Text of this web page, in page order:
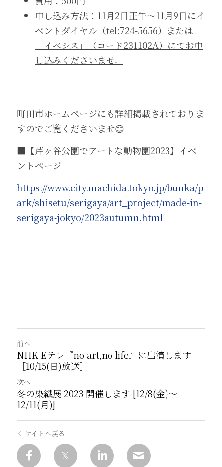
申し込み方法：11月2日正午～11月9日にイ
ベントダイヤル（tel:724-5656）または
「イベシス」（コード231102A）にてお申
し込みくださいませ。
町田市ホームページにも詳細掲載されておりま
すのでご覧くださいませ😊
■【芹ヶ谷公園でアートな動物園2023】イベ
ントページ
https://www.city.machida.tokyo.jp/bunka/p
ark/shisetu/serigaya/art_project/made-in-
serigaya-jokyo/2023autumn.html
前へ
NHK Eテレ『no art,no life』に出演します
［10/15(日)放送］
次へ
冬の染織展 2023 開催します [12/8(金)〜
12/11(月)]
サイトへ戻る